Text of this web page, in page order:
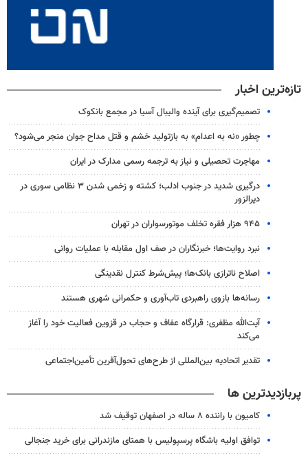
تازه‌ترین اخبار
تصمیم‌گیری برای آینده والیبال آسیا در مجمع بانکوک
چطور «نه به اعدام» به بازتولید خشم و قتل مداح جوان منجر می‌شود؟
مهاجرت تحصیلی و نیاز به ترجمه رسمی مدارک در ایران
درگیری شدید در جنوب ادلب؛ کشته و زخمی شدن ۳ نظامی سوری در
دیرالزور
۹۴۵ هزار فقره تخلف موتورسواران در تهران
نبرد روایت‌ها؛ خبرنگاران در صف اول مقابله با عملیات روانی
اصلاح ناترازی بانک‌ها؛ پیش‌شرط کنترل نقدینگی
رسانه‌ها بازوی راهبردی تاب‌آوری و حکمرانی شهری هستند
آیت‌الله مظفری: قرارگاه عفاف و حجاب در قزوین فعالیت خود را آغاز
می‌کند
تقدیر اتحادیه بین‌المللی از طرح‌های تحول‌آفرین تأمین‌اجتماعی
پربازدیدترین ها
کامیون با راننده ۸ ساله در اصفهان توقیف شد
توافق اولیه باشگاه پرسپولیس با همتای مازندرانی برای خرید جنجالی